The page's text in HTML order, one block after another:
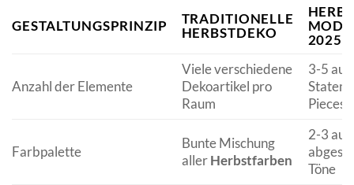
GESTALTUNGSPRINZIP
TRADITIONELLE
HERBSTDEKO
2025
Anzahl der Elemente
Viele verschiedene
Dekoartikel pro
Raum
3-5
Pieces
Farbpalette
Bunte Mischung
allerHerbstfarben
2-3
Töne